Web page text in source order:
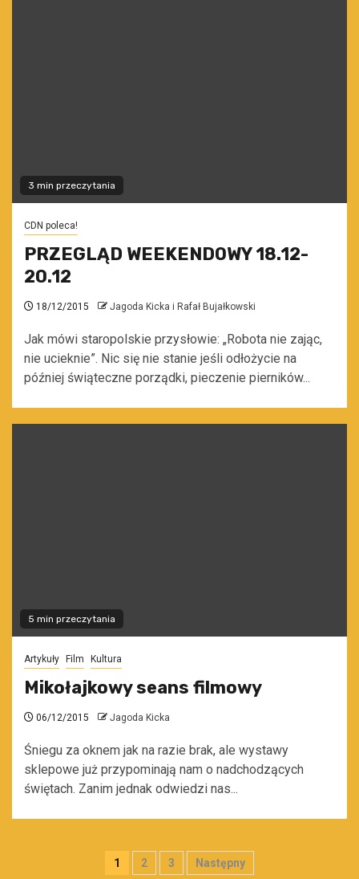
3 min przeczytania
CDN poleca!
PRZEGLĄD WEEKENDOWY 18.12-
20.12
18/12/2015 Jagoda Kicka i Rafał Bujałkowski
Jak mówi staropolskie przysłowie: „Robota nie zając,
nie ucieknie”. Nic się nie stanie jeśli odłożycie na
później świąteczne porządki, pieczenie pierników...
5 min przeczytania
Artykuły Film Kultura
Mikołajkowy seans filmowy
06/12/2015 Jagoda Kicka
Śniegu za oknem jak na razie brak, ale wystawy
sklepowe już przypominają nam o nadchodzących
świętach. Zanim jednak odwiedzi nas...
Stronicowanie
1 2 3 Następny